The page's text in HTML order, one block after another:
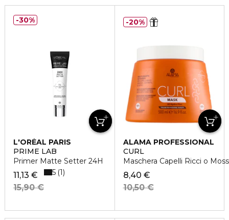
L'ORÉAL PARIS
PRIME LAB
Primer Matte Setter 24H
11,13 €
15,90 €
5 1
30%
ALAMA PROFESSIONAL
CURL
Maschera Capelli Ricci o
8,40 €
10,50 €
20%